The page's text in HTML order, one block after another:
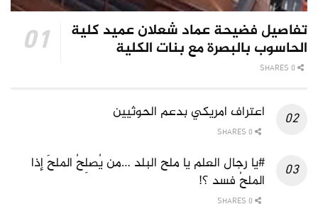
تفاصيل فضيحة عماد شعلان عميد كلية
الحاسوب بالبصرة مع بنات الكلية
اعتراف امريكي بدعم الحوثيين
#يا رجال العلم يا ملح البلد …من يُصلِحُ الملحَ إذا
الملحُ فسد ؟!